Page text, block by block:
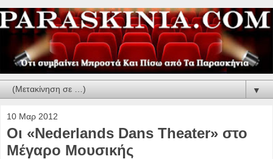
▼
10 Μαρ 2012
Οι «Nederlands Dans Theater» στο
Μέγαρο Μουσικής